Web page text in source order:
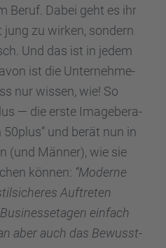
Beruf. Dabei geht es ihr
zu wirken, sondern
Und das ist in jedem
ist die Unter­neh­me­
nur wissen, wie! So
— die erste Image­be­ra­
und berät nun in
(und Männer), wie sie
können: “Moderne
Auftre­ten
einfach
aber auch das Bewusst­